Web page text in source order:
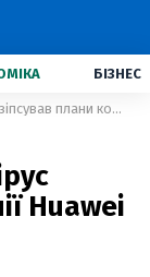
БІЗНЕС
Небезпечний коронавірус зіпсував плани компанії Huawei
Huawei